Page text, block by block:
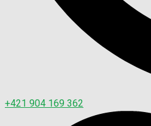
+421 904 169 362